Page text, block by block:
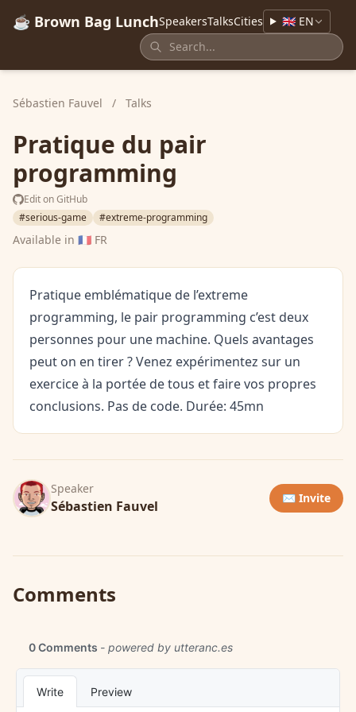
☕ Brown Bag LunchSpeakersTalksCities 🇬🇧 EN
Sébastien Fauvel / Talks
Pratique du pair
programming
Edit on GitHub
#serious-game
#extreme-programming
Available in 🇫🇷 FR
Pratique emblématique de l’extreme
programming, le pair programming c’est deux
personnes pour une machine. Quels avantages
peut on en tirer ? Venez expérimentez sur un
exercice à la portée de tous et faire vos propres
conclusions. Pas de code. Durée: 45mn
Speaker
Sébastien Fauvel ✉️ Invite
Comments